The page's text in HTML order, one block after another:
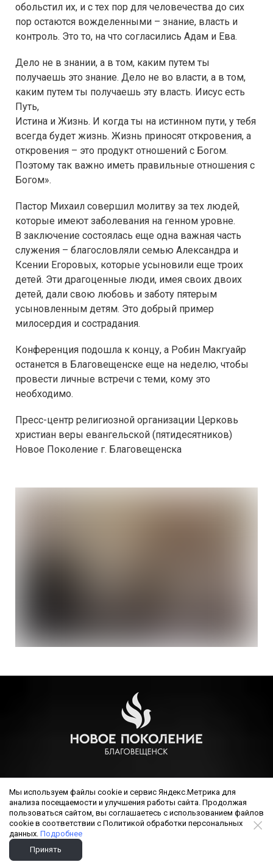
обольстил их, и с тех пор для человечества до сих
пор остаются вожделенными – знание, власть и
контроль. Это то, на что согласились Адам и Ева.
Дело не в знании, а в том, каким путем ты
получаешь это знание. Дело не во власти, а в том,
каким путем ты получаешь эту власть. Иисус есть
Путь,
Истина и Жизнь. И когда ты на истинном пути, у тебя
всегда будет жизнь. Жизнь приносят откровения, а
откровения – это продукт отношений с Богом.
Поэтому так важно иметь правильные отношения с
Богом».
Пастор Михаил совершил молитву за тех людей,
которые имеют заболевания на генном уровне.
В заключение состоялась еще одна важная часть
служения – благословляли семью Александра и
Ксении Егоровых, которые усыновили еще троих
детей. Эти драгоценные люди, имея своих двоих
детей, дали свою любовь и заботу пятерым
усыновленным детям. Это добрый пример
милосердия и сострадания.
Конференция подошла к концу, а Робин Макгуайр
останется в Благовещенске еще на неделю, чтобы
провести личные встречи с теми, кому это
необходимо.
Пресс-центр религиозной организации Церковь
христиан веры евангельской (пятидесятников)
Новое Поколение г. Благовещенска
ЕВАНГЕЛЬСКОЙ (ПЯТИДЕСЯТНИКОВ) НОВОЕ ПОКОЛЕНИЕ
Г.БЛАГОВЕЩЕНСКА, ОГРН 1022800000640, бланк
свидетельства Министерства юстиции 30 00689, за
основным государственным регистрационным номером: №
1022800000640, дата выдачи 10.11.2011 г.
Мы используем файлы cookie и сервис Яндекс.Метрика для
анализа посещаемости и улучшения работы сайта. Продолжая
пользоваться сайтом, вы соглашаетесь с использованием файлов
cookie в соответствии с Политикой обработки персональных
данных. Подробнее
Принять